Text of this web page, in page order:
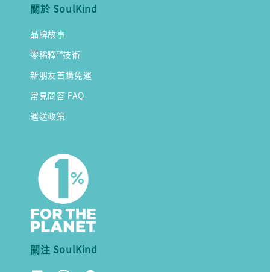
關於 SoulKind
品牌故事
零稀釋™技術
新朋友首購免運
常見問答 FAQ
運送政策
關注 SoulKind